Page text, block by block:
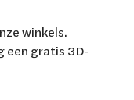
winkels.
een gratis 3D-